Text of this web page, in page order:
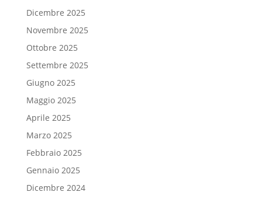
Dicembre 2025
Novembre 2025
Ottobre 2025
Settembre 2025
Giugno 2025
Maggio 2025
Aprile 2025
Marzo 2025
Febbraio 2025
Gennaio 2025
Dicembre 2024